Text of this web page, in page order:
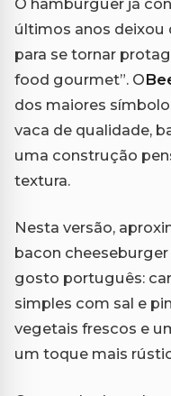
O hambúrguer já
últimos anos deixou
para se tornar
food gourmet”. O
dos maiores
vaca de qualidade,
uma construção
textura.
Nesta versão,
bacon
gosto português:
simples com sal e
vegetais frescos e
um toque mais